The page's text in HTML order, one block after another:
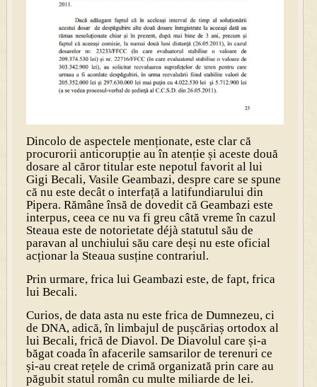
Dincolo de aspectele menționate, este clar că
procurorii anticorupție au în atenție și aceste două
dosare al căror titular este nepotul favorit al lui
Gigi Becali, Vasile Geambazi, despre care se spune
că nu este decât o interfață a latifundiarului din
Pipera. Rămâne însă de dovedit că Geambazi este
interpus, ceea ce nu va fi greu câtă vreme în cazul
Steaua este de notorietate déjà statutul său de
paravan al unchiului său care deși nu este oficial
acționar la Steaua susține contrariul.
Prin urmare, frica lui Geambazi este, de fapt, frica
lui Becali.
Curios, de data asta nu este frica de Dumnezeu, ci
de DNA, adică, în limbajul de pușcăriaș ortodox al
lui Becali, frică de Diavol. De Diavolul care și-a
băgat coada în afacerile samsarilor de terenuri ce
și-au creat rețele de crimă organizată prin care au
păgubit statul român cu multe miliarde de lei.